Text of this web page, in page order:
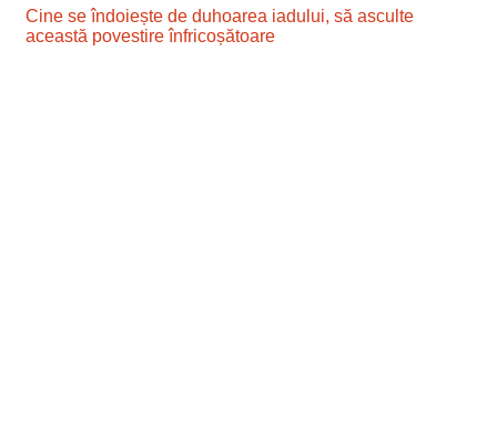
Cine se îndoiește de duhoarea iadului, să asculte
această povestire înfricoșătoare